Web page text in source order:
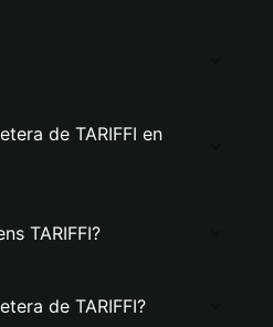
de TARIFFI en
TARIFFI?
de TARIFFI?